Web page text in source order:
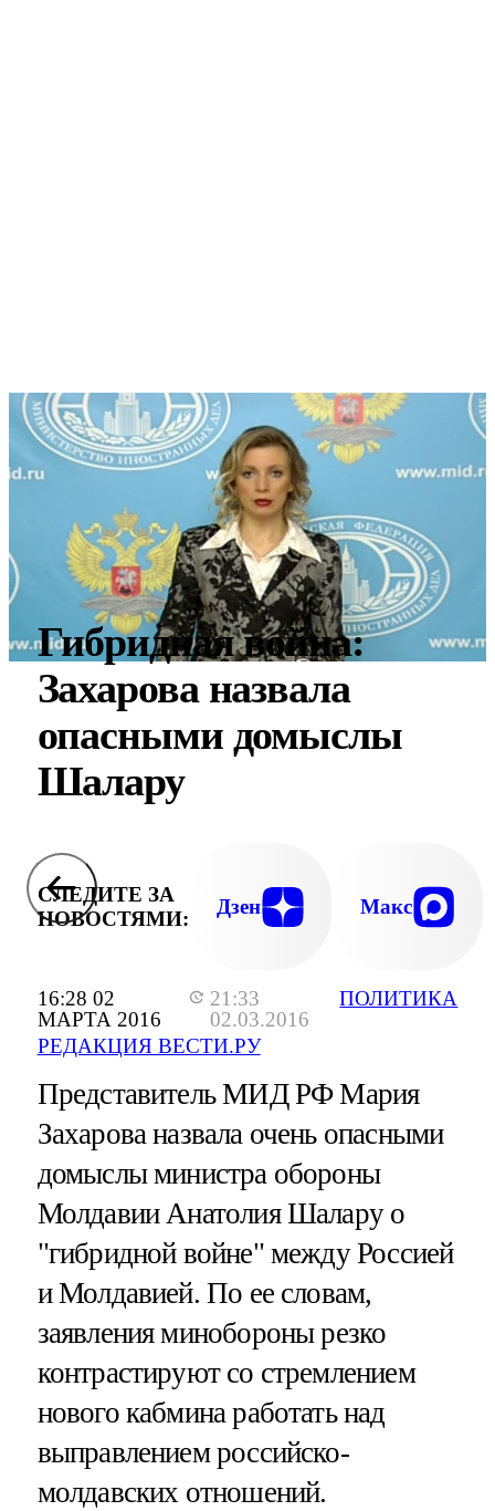
16:28 02
МАРТА 2016
21:33
02.03.2016
РЕДАКЦИЯ ВЕСТИ.РУ
ПОЛИТИКА
Гибридная война:
Захарова назвала
опасными домыслы
Шалару
СЛЕДИТЕ ЗА
НОВОСТЯМИ:
Дзен Макс
Представитель МИД РФ Мария
Захарова назвала очень опасными
домыслы министра обороны
Молдавии Анатолия Шалару о
"гибридной войне" между Россией
и Молдавией. По ее словам,
заявления минобороны резко
контрастируют со стремлением
нового кабмина работать над
выправлением российско-
молдавских отношений.